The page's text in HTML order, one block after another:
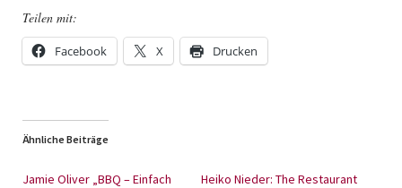
Teilen mit:
Facebook X Drucken
Ähnliche Beiträge
Jamie Oliver „BBQ – Einfach
Heiko Nieder: The Restaurant